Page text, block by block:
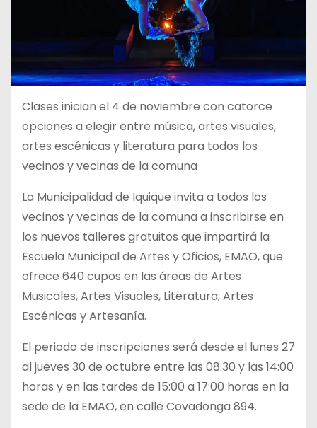
Clases inician el 4 de noviembre con catorce
opciones a elegir entre música, artes visuales,
artes escénicas y literatura para todos los
vecinos y vecinas de la comuna
La Municipalidad de Iquique invita a todos los
vecinos y vecinas de la comuna a inscribirse en
los nuevos talleres gratuitos que impartirá la
Escuela Municipal de Artes y Oficios, EMAO, que
ofrece 640 cupos en las áreas de Artes
Musicales, Artes Visuales, Literatura, Artes
Escénicas y Artesanía.
El periodo de inscripciones será desde el lunes 27
al jueves 30 de octubre entre las 08:30 y las 14:00
horas y en las tardes de 15:00 a 17:00 horas en la
sede de la EMAO, en calle Covadonga 894.